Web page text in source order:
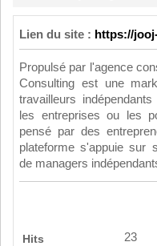
Lien du site : https://
Propulsé par l'agence
Consulting est une
travailleurs
les entreprises ou les
pensé par des
plateforme s'appuie sur
de managers
Hits
23